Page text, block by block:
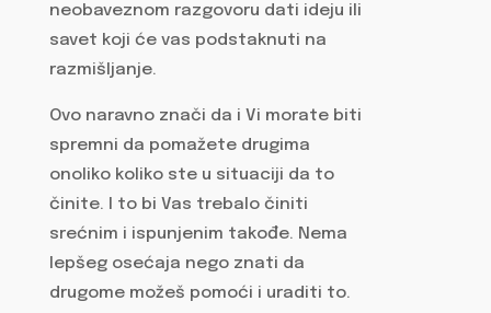
neobaveznom razgovoru dati ideju ili
savet koji će vas podstaknuti na
razmišljanje.
Ovo naravno znači da i Vi morate biti
spremni da pomažete drugima
onoliko koliko ste u situaciji da to
činite. I to bi Vas trebalo činiti
srećnim i ispunjenim takođe. Nema
lepšeg osećaja nego znati da
drugome možeš pomoći i uraditi to.